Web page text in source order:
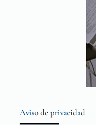
Aviso de privacidad